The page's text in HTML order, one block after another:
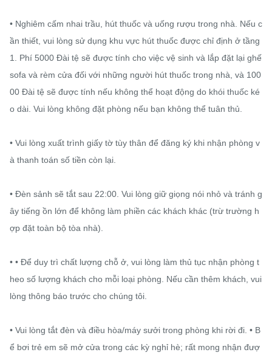
• Nghiêm cấm nhai trầu, hút thuốc và uống rượu trong nhà. Nếu c
ần thiết, vui lòng sử dụng khu vực hút thuốc được chỉ định ở tầng
1. Phí 5000 Đài tệ sẽ được tính cho việc vệ sinh và lắp đặt lại ghế
sofa và rèm cửa đối với những người hút thuốc trong nhà, và 100
00 Đài tệ sẽ được tính nếu không thể hoạt động do khói thuốc ké
o dài. Vui lòng không đặt phòng nếu bạn không thể tuân thủ.
• Vui lòng xuất trình giấy tờ tùy thân để đăng ký khi nhận phòng v
à thanh toán số tiền còn lại.
• Đèn sảnh sẽ tắt sau 22:00. Vui lòng giữ giọng nói nhỏ và tránh g
ây tiếng ồn lớn để không làm phiền các khách khác (trừ trường h
ợp đặt toàn bộ tòa nhà).
• • Để duy trì chất lượng chỗ ở, vui lòng làm thủ tục nhận phòng t
heo số lượng khách cho mỗi loại phòng. Nếu cần thêm khách, vui
lòng thông báo trước cho chúng tôi.
• Vui lòng tắt đèn và điều hòa/máy sưởi trong phòng khi rời đi. • B
ể bơi trẻ em sẽ mở cửa trong các kỳ nghỉ hè; rất mong nhận đượ